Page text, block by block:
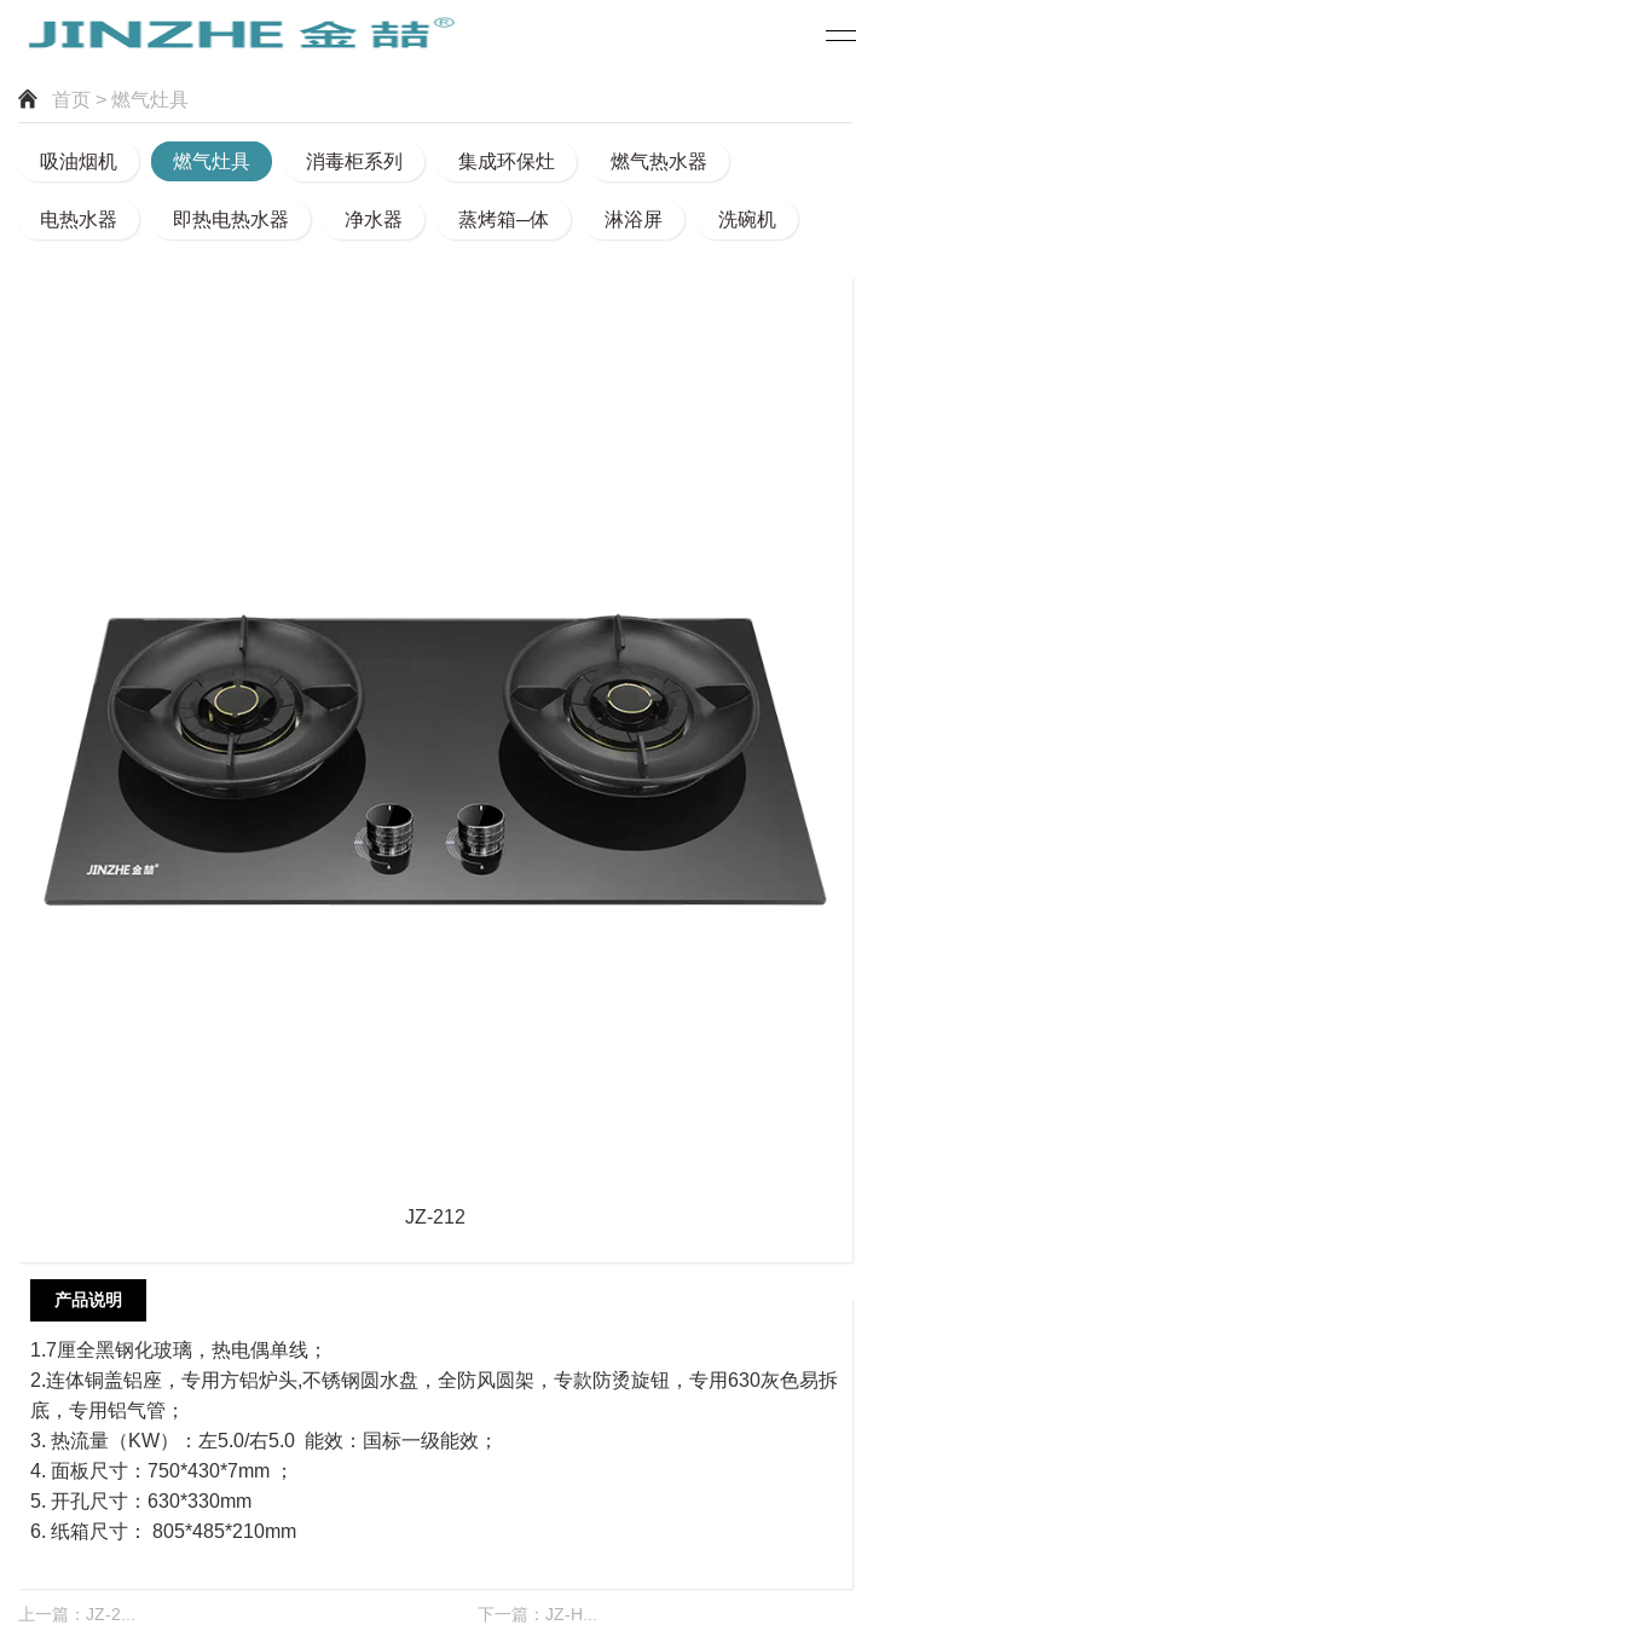
首页 > 燃气灶具
吸油烟机 燃气灶具 消毒柜系列 集成环保灶 燃气热水器
电热水器 即热电热水器 净水器 蒸烤箱─体 淋浴屏 洗碗机
JZ-212
产品说明
1.7厘全黑钢化玻璃，热电偶单线；
2.连体铜盖铝座，专用方铝炉头,不锈钢圆水盘，全防风圆架，专款防烫旋钮，专用630灰色易拆
底，专用铝气管；
3. 热流量（KW）：左5.0/右5.0 能效：国标一级能效；
4. 面板尺寸：750*430*7mm ；
5. 开孔尺寸：630*330mm
6. 纸箱尺寸： 805*485*210mm
上一篇： JZ-2... 下一篇： JZ-H...